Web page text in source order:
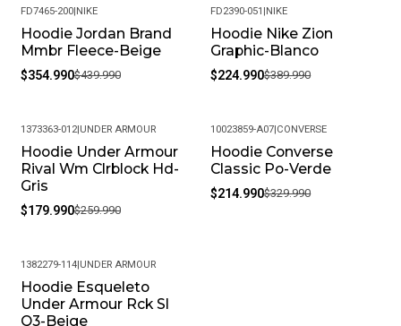
-19%
FD7465-200|NIKE
Hoodie Jordan Brand
Mmbr Fleece-Beige
$354.990$439.990
-42%
FD2390-051 |NIKE
Hoodie Nike Zion
Graphic-Blanco
$224.990$389.990
-31%
1373363-012|UNDER ARMOUR
Hoodie Under Armour
Rival Wm Clrblock Hd-
Gris
$179.990$259.990
-35%
10023859-A07|CONVERSE
Hoodie Converse
Classic Po-Verde
$214.990$329.990
-24%
1382279-114|UNDER ARMOUR
Hoodie Esqueleto
Under Armour Rck Sl
Q3-Beige